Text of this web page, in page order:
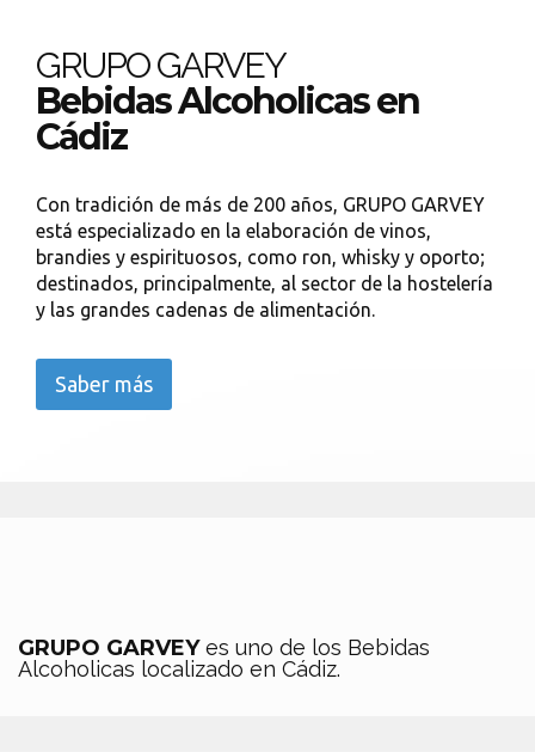
GRUPO GARVEY
Bebidas Alcoholicas en
Cádiz
Con tradición de más de 200 años, GRUPO GARVEY
está especializado en la elaboración de vinos,
brandies y espirituosos, como ron, whisky y oporto;
destinados, principalmente, al sector de la hostelería
y las grandes cadenas de alimentación.
Saber más
GRUPO GARVEYes uno de los Bebidas
Alcoholicas localizado en Cádiz.